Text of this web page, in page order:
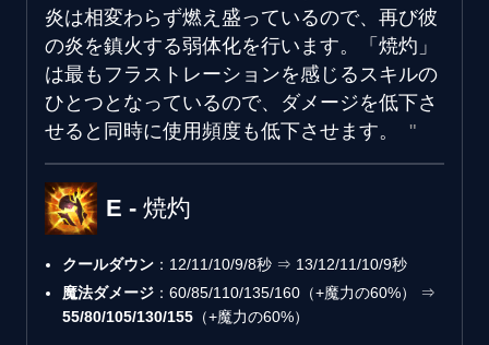
炎は相変わらず燃え盛っているので、再び彼
の炎を鎮火する弱体化を行います。「焼灼」
は最もフラストレーションを感じるスキルの
ひとつとなっているので、ダメージを低下さ
せると同時に使用頻度も低下させます。
E - 焼灼
クールダウン ：12/11/10/9/8秒 ⇒ 13/12/11/10/9秒
魔法ダメージ ：60/85/110/135/160（+魔力の60%） ⇒
55/80/105/130/155 （+魔力の60%）